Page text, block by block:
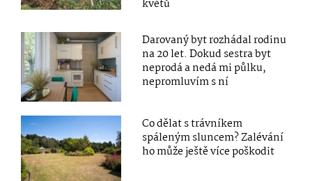
květů
Darovaný byt rozhádal rodinu
na 20 let. Dokud sestra byt
neprodá a nedá mi půlku,
nepromluvím s ní
Co dělat s trávníkem
spáleným sluncem? Zalévání
ho může ještě více poškodit